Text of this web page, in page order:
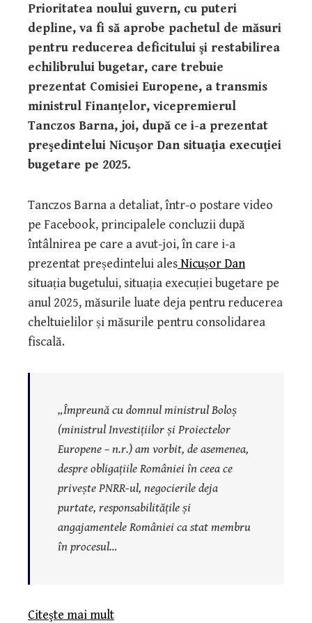
Prioritatea noului guvern, cu puteri
depline, va fi să aprobe pachetul de măsuri
pentru reducerea deficitului şi restabilirea
echilibrului bugetar, care trebuie
prezentat Comisiei Europene, a transmis
ministrul Finanțelor, vicepremierul
Tanczos Barna, joi, după ce i-a prezentat
preşedintelui Nicuşor Dan situaţia execuţiei
bugetare pe 2025.
Tanczos Barna a detaliat, într-o postare video
pe Facebook, principalele concluzii după
întâlnirea pe care a avut-joi, în care i-a
prezentat președintelui alesNicușor Dan
situația bugetului, situația execuției bugetare pe
anul 2025, măsurile luate deja pentru reducerea
cheltuielilor și măsurile pentru consolidarea
fiscală.
„Împreună cu domnul ministrul Boloș
(ministrul Investițiilor și Proiectelor
Europene – n.r.) am vorbit, de asemenea,
despre obligațiile României în ceea ce
privește PNRR-ul, negocierile deja
purtate, responsabilitățile și
angajamentele României ca stat membru
în procesul…
Citeşte mai mult